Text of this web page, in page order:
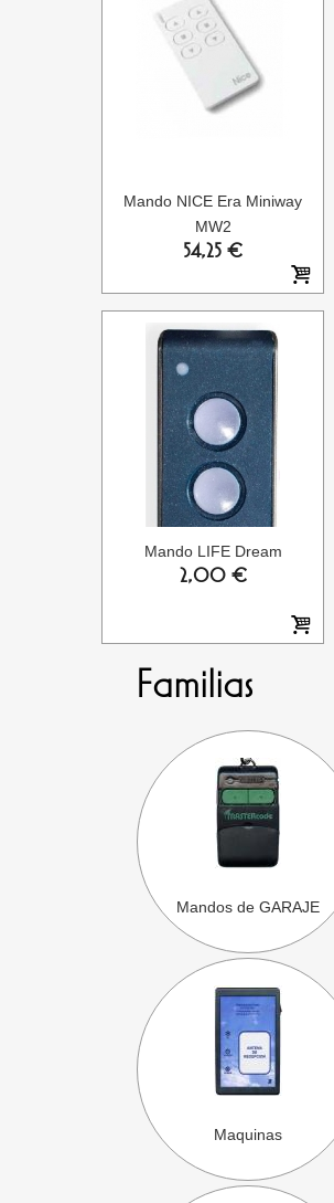
Mando NICE Era Miniway
MW2
54,25 €
Mando LIFE Dream
2,00 €
Familias
Mandos de GARAJE
Maquinas